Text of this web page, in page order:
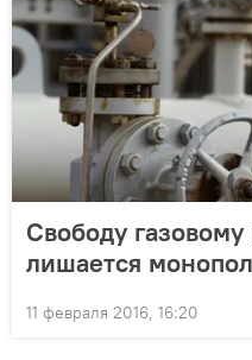
Свободу
лишается
11 февраля 2016, 16:20